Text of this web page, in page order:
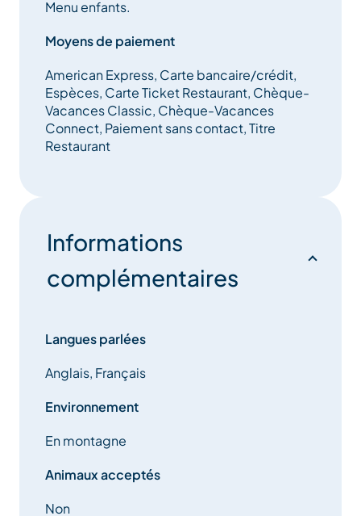
opté pour une formule séjour en pension complète
mesures de ce lieu très prisé. Ils pourront en effet
profiter des nourritures et boissons à volonté tout au
long de la journée.
Menu enfants.
Moyens de paiement
American Express, Carte bancaire/crédit,
Espèces, Carte Ticket Restaurant, Chèque-
Vacances Classic, Chèque-Vacances
Connect, Paiement sans contact, Titre
Restaurant
Informations
complémentaires
Langues parlées
Anglais, Français
Environnement
En montagne
Animaux acceptés
Non